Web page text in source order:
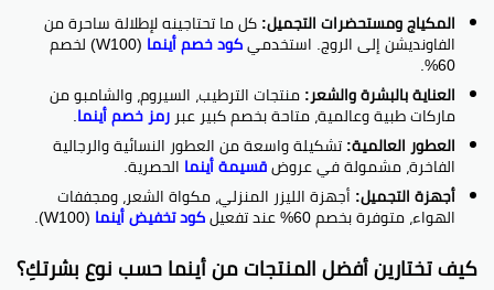
المكياج ومستحضرات التجميل:كل ما تحتاجينه لإطلالة ساحرة من
الفاونديشن إلى الروج. استخدميكود خصم أينما (W100) لخصم
60%.
العناية بالبشرة والشعر:منتجات الترطيب، السيروم، والشامبو من
ماركات طبية وعالمية، متاحة بخصم كبير عبر رمز خصم أينما.
العطور العالمية:تشكيلة واسعة من العطور النسائية والرجالية
الفاخرة، مشمولة في عروضقسيمة أينما الحصرية.
أجهزة التجميل:أجهزة الليزر المنزلي، مكواة الشعر، ومجففات
الهواء، متوفرة بخصم 60% عند تفعيل كود تخفيض أينما (W100).
كيف تختارين أفضل المنتجات من أينما حسب نوع بشرتكِ؟